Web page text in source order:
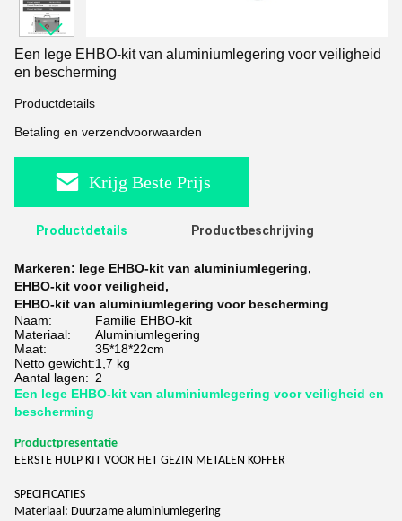
Een lege EHBO-kit van aluminiumlegering voor veiligheid
en bescherming
Productdetails
Betaling en verzendvoorwaarden
Krijg Beste Prijs
Productdetails Productbeschrijving
Markeren: lege EHBO-kit van aluminiumlegering,
EHBO-kit voor veiligheid,
EHBO-kit van aluminiumlegering voor bescherming
Naam:
Familie EHBO-kit
Materiaal:
Aluminiumlegering
Maat:
35*18*22cm
Netto gewicht:1,7 kg
Aantal lagen: 2
Een lege EHBO-kit van aluminiumlegering voor veiligheid en
bescherming
Productpresentatie
EERSTE HULP KIT VOOR HET GEZIN METALEN KOFFER
SPECIFICATIES
Materiaal: Duurzame aluminiumlegering